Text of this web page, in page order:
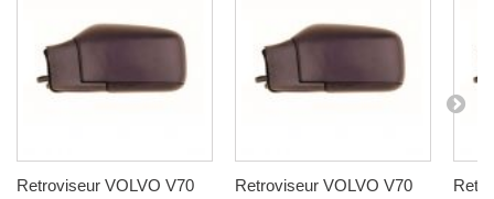
Retroviseur VOLVO V70
Retroviseur VOLVO V70